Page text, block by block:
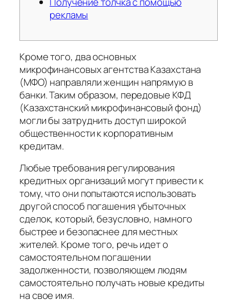
рекламы
Кроме того, два основных
микрофинансовых агентства Казахстана
(МФО) направляли женщин напрямую в
банки. Таким образом, передовые КФД
(Казахстанский микрофинансовый фонд)
могли бы затруднить доступ широкой
общественности к корпоративным
кредитам.
Любые требования регулирования
кредитных организаций могут привести к
тому, что они попытаются использовать
другой способ погашения убыточных
сделок, который, безусловно, намного
быстрее и безопаснее для местных
жителей. Кроме того, речь идет о
самостоятельном погашении
задолженности, позволяющем людям
самостоятельно получать новые кредиты
на свое имя.